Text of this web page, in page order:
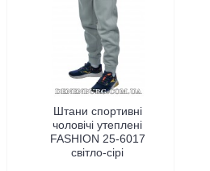
Штани спортивні
чоловічі утеплені
FASHION 25-6017
світло-сірі